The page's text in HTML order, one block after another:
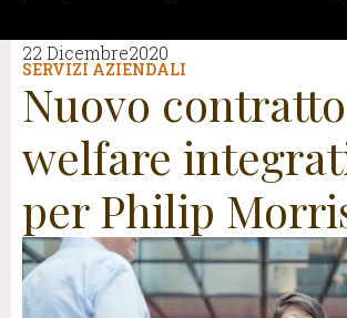
22 Dicembre2020
SERVIZI AZIENDALI
Nuovo
welfare
per Philip